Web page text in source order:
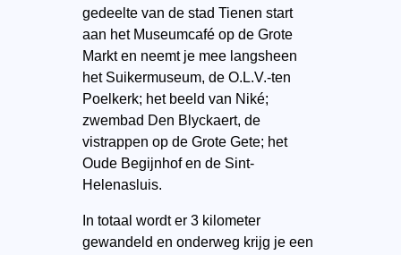
gedeelte van de stad Tienen start
aan het Museumcafé op de Grote
Markt en neemt je mee langsheen
het Suikermuseum, de O.L.V.-ten
Poelkerk; het beeld van Niké;
zwembad Den Blyckaert, de
vistrappen op de Grote Gete; het
Oude Begijnhof en de Sint-
Helenasluis.
In totaal wordt er 3 kilometer
gewandeld en onderweg krijg je een